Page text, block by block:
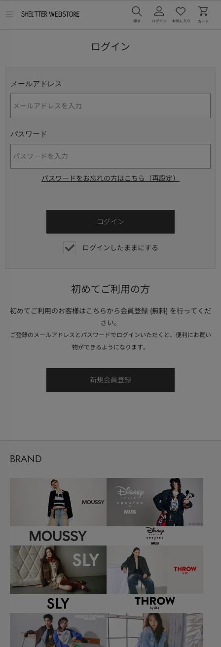
ログイン
メールアドレス
パスワード
パスワードをお忘れの方はこちら（再設定）
ログインしたままにする
初めてご利用の方
初めてご利用のお客様はこちらから会員登録 (無料) を行ってくだ
さい。
ご登録のメールアドレスとパスワードでログインいただくと、便利にお買い
物ができるようになります。
BRAND